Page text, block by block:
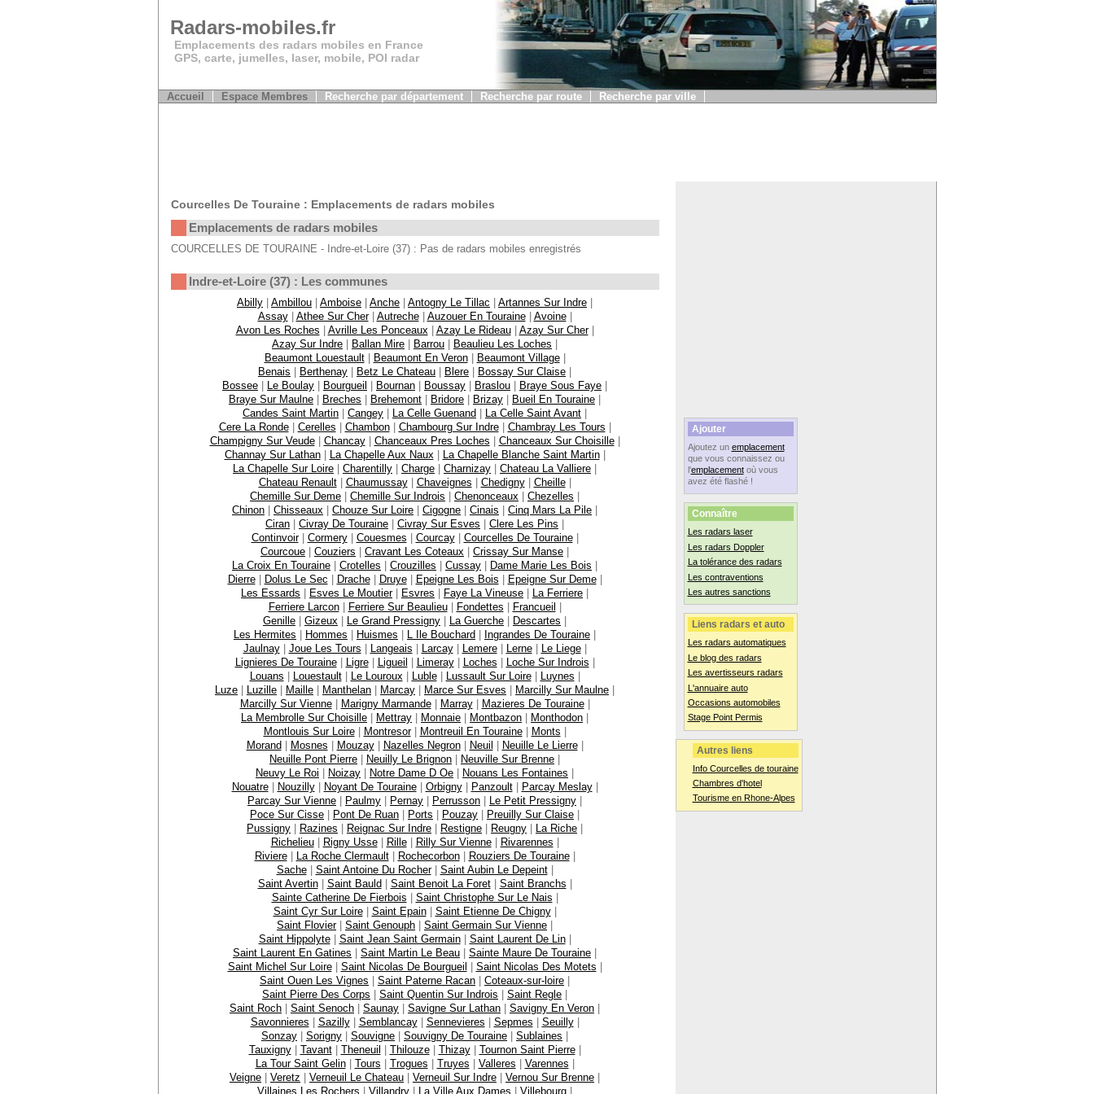
Radars-mobiles.fr
Emplacements des radars mobiles en France
GPS, carte, jumelles, laser, mobile, POI radar
Accueil Espace Membres Recherche par département Recherche par route Recherche par ville
Ajouter
Ajoutez un emplacement
que vous connaissez ou
l'emplacementoù vous
avez été flashé !
Connaître
Les radars laser
Les radars Doppler
La tolérance des radars
Les contraventions
Les autres sanctions
Liens radars et auto
Les radars automatiques
Le blog des radars
Les avertisseurs radars
L'annuaire auto
Occasions automobiles
Stage Point Permis
Autres liens
Info Courcelles de touraine
Chambres d'hotel
Tourisme en Rhone-Alpes
Courcelles De Touraine : Emplacements de radars mobiles
Emplacements de radars mobiles
COURCELLES DE TOURAINE - Indre-et-Loire (37) : Pas de radars mobiles enregistrés
Indre-et-Loire (37) : Les communes
Abilly | Ambillou | Amboise | Anche | Antogny Le Tillac | Artannes Sur Indre |
Assay| Athee Sur Cher| Autreche| Auzouer En Touraine| Avoine|
Avon Les Roches | Avrille Les Ponceaux | Azay Le Rideau| Azay Sur Cher|
Azay Sur Indre | Ballan Mire | Barrou | Beaulieu Les Loches |
Beaumont Louestault| Beaumont En Veron| Beaumont Village|
Benais | Berthenay | Betz Le Chateau | Blere | Bossay Sur Claise |
Bossee | Le Boulay | Bourgueil | Bournan | Boussay | Braslou | Braye Sous Faye |
Braye Sur Maulne | Breches | Brehemont | Bridore | Brizay | Bueil En Touraine |
Candes Saint Martin | Cangey | La Celle Guenand | La Celle Saint Avant |
Cere La Ronde| Cerelles | Chambon| Chambourg Sur Indre| Chambray Les Tours |
Champigny Sur Veude| Chancay| Chanceaux Pres Loches | Chanceaux Sur Choisille|
Channay Sur Lathan| La Chapelle Aux Naux | La Chapelle Blanche Saint Martin|
La Chapelle Sur Loire | Charentilly | Charge | Charnizay | Chateau La Valliere |
Chateau Renault| Chaumussay| Chaveignes | Chedigny| Cheille|
Chemille Sur Deme | Chemille Sur Indrois | Chenonceaux | Chezelles |
Chinon | Chisseaux | Chouze Sur Loire | Cigogne | Cinais | Cinq Mars La Pile |
Ciran | Civray De Touraine | Civray Sur Esves | Clere Les Pins |
Continvoir| Cormery| Couesmes | Courcay| Courcelles De Touraine|
Courcoue | Couziers | Cravant Les Coteaux | Crissay Sur Manse |
La Croix En Touraine | Crotelles | Crouzilles | Cussay | Dame Marie Les Bois |
Dierre| Dolus Le Sec | Drache| Druye| Epeigne Les Bois | Epeigne Sur Deme|
Les Essards | Esves Le Moutier| Esvres | Faye La Vineuse | La Ferriere |
Ferriere Larcon| Ferriere Sur Beaulieu| Fondettes | Francueil |
Genille | Gizeux | Le Grand Pressigny | La Guerche | Descartes |
Les Hermites | Hommes | Huismes | L Ile Bouchard | Ingrandes De Touraine |
Jaulnay| Joue Les Tours | Langeais | Larcay| Lemere| Lerne| Le Liege|
Lignieres De Touraine| Ligre| Ligueil | Limeray| Loches | Loche Sur Indrois |
Louans | Louestault| Le Louroux | Luble| Lussault Sur Loire| Luynes |
Luze | Luzille | Maille | Manthelan | Marcay | Marce Sur Esves | Marcilly Sur Maulne |
Marcilly Sur Vienne| Marigny Marmande| Marray| Mazieres De Touraine|
La Membrolle Sur Choisille | Mettray | Monnaie | Montbazon | Monthodon |
Montlouis Sur Loire| Montresor| Montreuil En Touraine| Monts |
Morand| Mosnes | Mouzay| Nazelles Negron| Neuil | Neuille Le Lierre|
Neuille Pont Pierre | Neuilly Le Brignon | Neuville Sur Brenne |
Neuvy Le Roi | Noizay | Notre Dame D Oe | Nouans Les Fontaines |
Nouatre| Nouzilly| Noyant De Touraine| Orbigny| Panzoult| Parcay Meslay|
Parcay Sur Vienne | Paulmy | Pernay | Perrusson | Le Petit Pressigny |
Poce Sur Cisse | Pont De Ruan | Ports | Pouzay | Preuilly Sur Claise |
Pussigny | Razines | Reignac Sur Indre | Restigne | Reugny | La Riche |
Richelieu| Rigny Usse| Rille| Rilly Sur Vienne| Rivarennes |
Riviere| La Roche Clermault| Rochecorbon| Rouziers De Touraine|
Sache| Saint Antoine Du Rocher| Saint Aubin Le Depeint|
Saint Avertin| Saint Bauld| Saint Benoit La Foret| Saint Branchs |
Sainte Catherine De Fierbois | Saint Christophe Sur Le Nais |
Saint Cyr Sur Loire| Saint Epain| Saint Etienne De Chigny|
Saint Flovier| Saint Genouph | Saint Germain Sur Vienne |
Saint Hippolyte| Saint Jean Saint Germain| Saint Laurent De Lin|
Saint Laurent En Gatines | Saint Martin Le Beau | Sainte Maure De Touraine |
Saint Michel Sur Loire| Saint Nicolas De Bourgueil | Saint Nicolas Des Motets |
Saint Ouen Les Vignes | Saint Paterne Racan | Coteaux-sur-loire |
Saint Pierre Des Corps | Saint Quentin Sur Indrois | Saint Regle |
Saint Roch | Saint Senoch | Saunay | Savigne Sur Lathan | Savigny En Veron |
Savonnieres | Sazilly| Semblancay| Sennevieres | Sepmes | Seuilly|
Sonzay | Sorigny | Souvigne | Souvigny De Touraine | Sublaines |
Tauxigny| Tavant| Theneuil | Thilouze| Thizay| Tournon Saint Pierre|
La Tour Saint Gelin| Tours | Trogues | Truyes | Valleres | Varennes |
Veigne | Veretz | Verneuil Le Chateau | Verneuil Sur Indre | Vernou Sur Brenne |
Villaines Les Rochers | Villandry | La Ville Aux Dames | Villebourg |